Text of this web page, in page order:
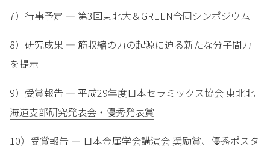
7）行事予定 — 第3回東北大＆GREEN合同シンポジウム
8）研究成果 — 筋収縮の力の起源に迫る新たな分子間力
を提示
9）受賞報告 — 平成29年度日本セラミックス協会 東北北
海道支部研究発表会・優秀発表賞
10）受賞報告 — 日本金属学会講演会 奨励賞、優秀ポスタ